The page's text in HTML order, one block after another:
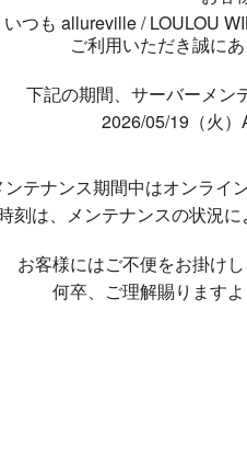
いつも allureville / LOULOU
ご利用いただき誠に
下記の期間、サーバーメン
2026/05/19（火
ンテナンス期間中はオンライ
刻は、メンテナンスの状況に
お客様にはご不便をお掛けし
何卒、ご理解賜ります